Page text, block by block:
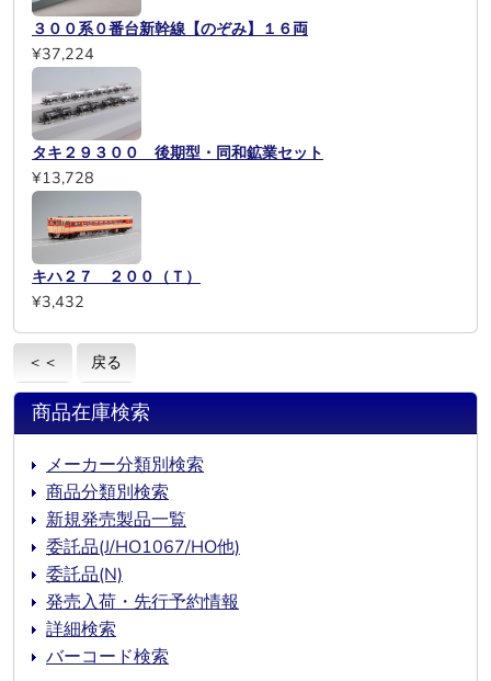
３００系０番台新幹線【のぞみ】１６両
¥37,224
タキ２９３００ 後期型・同和鉱業セット
¥13,728
キハ２７ ２００（Ｔ）
¥3,432
＜＜ 戻る
商品在庫検索
メーカー分類別検索
商品分類別検索
新規発売製品一覧
委託品(J/HO1067/HO他)
委託品(N)
発売入荷・先行予約情報
詳細検索
バーコード検索